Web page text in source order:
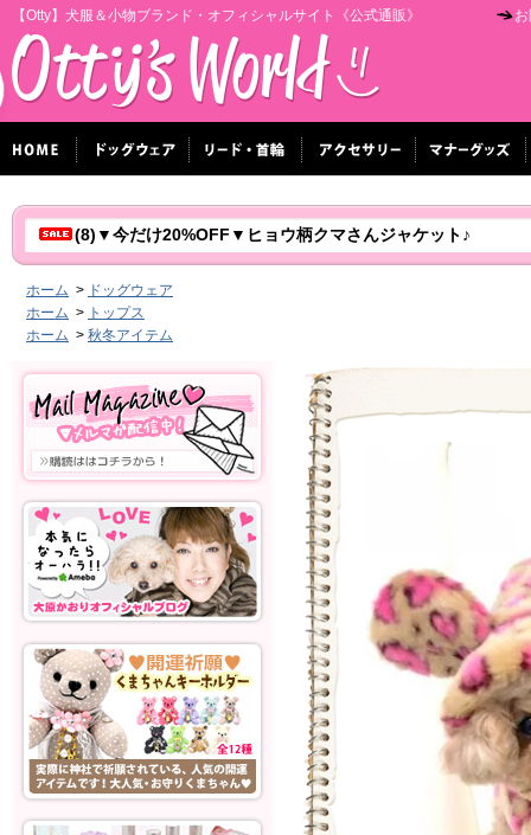
【Otty】犬服＆小物ブランド・オフィシャルサイト《公式通販》
(8)▼今だけ20%OFF▼ヒョウ柄クマさんジャケット♪
ホーム > ドッグウェア
ホーム > トップス
ホーム > 秋冬アイテム